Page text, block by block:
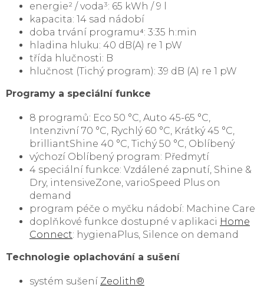
energie² / voda³: 65 kWh / 9 l
kapacita: 14 sad nádobí
doba trvání programu⁴: 3:35 h:min
hladina hluku: 40 dB(A) re 1 pW
třída hlučnosti: B
hlučnost (Tichý program): 39 dB (A) re 1 pW
Programy a speciální funkce
8 programů: Eco 50 °C, Auto 45-65 °C,
Intenzivní 70 °C, Rychlý 60 °C, Krátký 45 °C,
brilliantShine 40 °C, Tichý 50 °C, Oblíbený
výchozí Oblíbený program: Předmytí
4 speciální funkce: Vzdálené zapnutí, Shine &
Dry, intensiveZone, varioSpeed Plus on
demand
program péče o myčku nádobí: Machine Care
doplňkové funkce dostupné v aplikaci Home
Connect: hygienaPlus, Silence on demand
Technologie oplachování a sušení
systém sušení Zeolith®